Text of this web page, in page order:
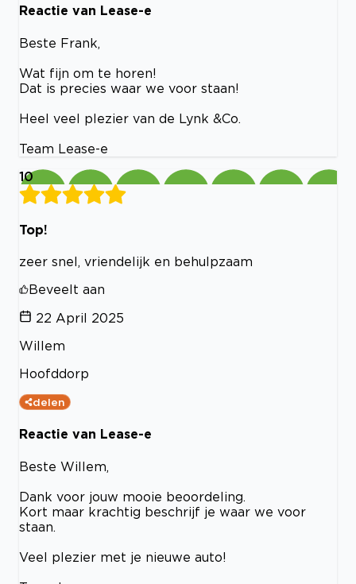
Reactie van Lease-e
Beste Frank,
Wat fijn om te horen!
Dat is precies waar we voor staan!
Heel veel plezier van de Lynk &Co.
Team Lease-e
10
Top!
zeer snel, vriendelijk en behulpzaam
Beveelt aan
22 April 2025
Willem
Hoofddorp
delen
Reactie van Lease-e
Beste Willem,
Dank voor jouw mooie beoordeling.
Kort maar krachtig beschrijf je waar we voor
staan.
Veel plezier met je nieuwe auto!